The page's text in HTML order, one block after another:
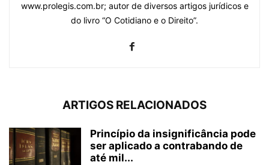
www.prolegis.com.br; autor de diversos artigos jurídicos e
do livro “O Cotidiano e o Direito”.
ARTIGOS RELACIONADOS
Princípio da insignificância pode
ser aplicado a contrabando de
até mil...